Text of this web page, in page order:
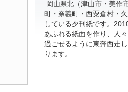
岡山県北（津山市・美作
町・奈義町・西粟倉村・
している夕刊紙です。
あふれる紙面を作り、人
過ごせるように東奔西走
ります。